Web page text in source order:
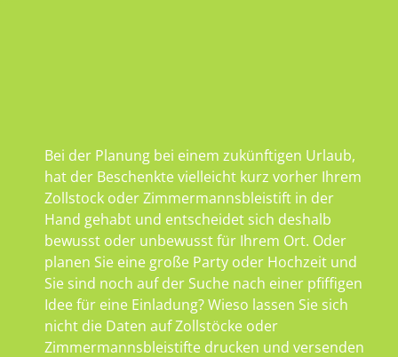
Bei der Planung bei einem zukünftigen Urlaub,
hat der Beschenkte vielleicht kurz vorher Ihrem
Zollstock oder Zimmermannsbleistift in der
Hand gehabt und entscheidet sich deshalb
bewusst oder unbewusst für Ihrem Ort. Oder
planen Sie eine große Party oder Hochzeit und
Sie sind noch auf der Suche nach einer pfiffigen
Idee für eine Einladung? Wieso lassen Sie sich
nicht die Daten auf Zollstöcke oder
Zimmermannsbleistifte drucken und versenden